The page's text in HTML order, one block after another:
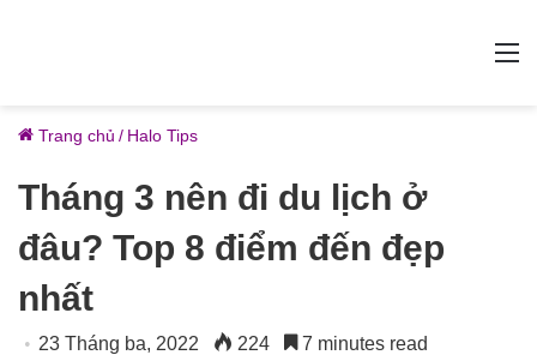
Trang chủ / Halo Tips
Tháng 3 nên đi du lịch ở
đâu? Top 8 điểm đến đẹp
nhất
23 Tháng ba, 2022 224 7 minutes read